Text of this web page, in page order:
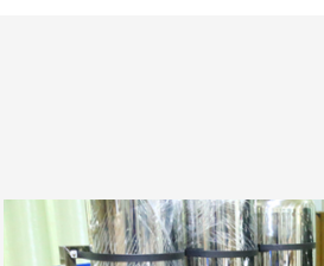
单边过滤流畅基板